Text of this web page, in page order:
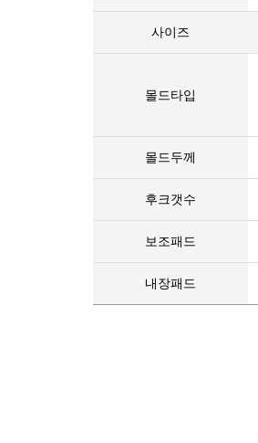
사이즈
몰드타입
몰드두께
후크갯수
보조패드
내장패드